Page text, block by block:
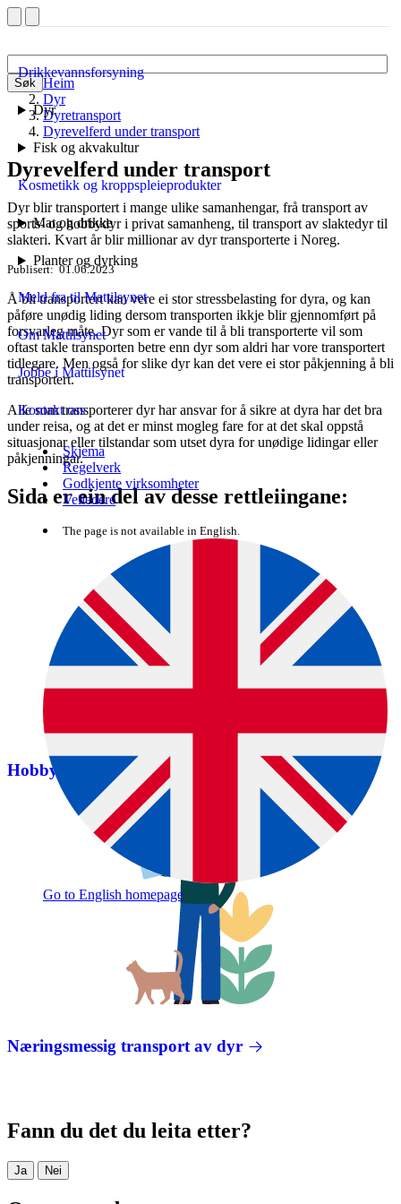
Søk
Drikkevannsforsyning
Dyr
Fisk og akvakultur
Kosmetikk og kroppspleieprodukter
Mat og drikke
Planter og dyrking
Meld fra til Mattilsynet
Om Mattilsynet
Jobbe i Mattilsynet
Kontakt oss
Skjema
Regelverk
Godkjente virksomheter
Veiledere
The page is not available in English.
Go to English homepage
Heim
Dyr
Dyretransport
Dyrevelferd under transport
Dyrevelferd under transport
Dyr blir transportert i mange ulike samanhengar, frå transport av
sports- og hobbydyr i privat samanheng, til transport av slaktedyr til
slakteri. Kvart år blir millionar av dyr transporterte i Noreg.
Publisert 01.06.2023
Å bli transportert kan vere ei stor stressbelasting for dyra, og kan
påføre unødig liding dersom transporten ikkje blir gjennomført på
forsvarleg måte. Dyr som er vande til å bli transporterte vil som
oftast takle transporten betre enn dyr som aldri har vore transportert
tidlegare. Men også for slike dyr kan det vere ei stor påkjenning å bli
transportert.
Alle som transporterer dyr har ansvar for å sikre at dyra har det bra
under reisa, og at det er minst mogleg fare for at det skal oppstå
situasjonar eller tilstandar som utset dyra for unødige lidingar eller
påkjenningar.
Sida er ein del av desse rettleiingane:
Hobbytransport av dyr
Næringsmessig transport av dyr
Fann du det du leita etter?
Ja Nei